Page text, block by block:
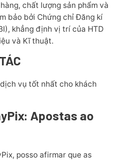
chất lượng sản phẩm và
bảo bởi Chứng chỉ Đăng kí
khẳng định vị trí của HTD
và Kĩ thuật.
vụ tốt nhất cho khách
Apostas ao
posso afirmar que as